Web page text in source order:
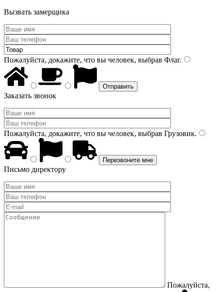
Вызвать замерщика
Пожалуйста, докажите, что вы человек, выбрав Флаг.
Заказать звонок
Пожалуйста, докажите, что вы человек, выбрав Грузовик.
Письмо директору
Пожалуйста,